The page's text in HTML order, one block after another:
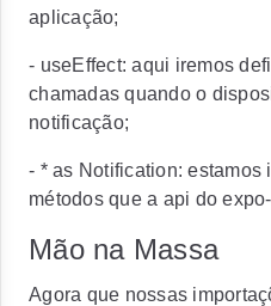
aplicação;
- useEffect: aqui iremos
chamadas quando o
notificação;
- * as Notification: estamos
métodos que a api do
Mão na Massa
Agora que nossas